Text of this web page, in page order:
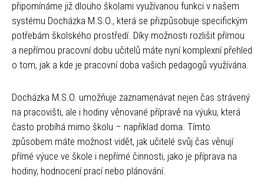
připomínáme již dlouho školami využívanou funkci v našem
systému Docházka M.S.O., která se přizpůsobuje specifickým
potřebám školského prostředí. Díky možnosti rozlišit přímou
a nepřímou pracovní dobu učitelů máte nyní komplexní přehled
o tom, jak a kde je pracovní doba vašich pedagogů využívána.
Docházka M.S.O. umožňuje zaznamenávat nejen čas strávený
na pracovišti, ale i hodiny věnované přípravě na výuku, která
často probíhá mimo školu – například doma. Tímto
způsobem máte možnost vidět, jak učitelé svůj čas věnují
přímé výuce ve škole i nepřímé činnosti, jako je příprava na
hodiny, hodnocení prací nebo plánování.